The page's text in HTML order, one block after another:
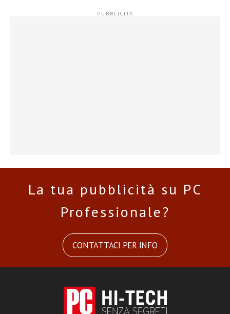
La tua pubblicità su PC
Professionale?
CONTATTACI PER INFO